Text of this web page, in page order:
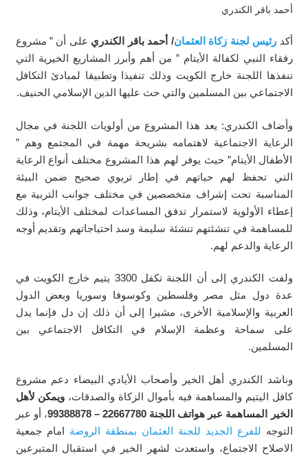
أحمد باقر الكندري
أكد رئيس لجنة زكاة العثمان/ أحمد باقر الكندري على أن ” مشروع
رفقاء النبي لكفالة الأيتام ” من أهم وأبرز المشاريع الخيرية التي
تنفذها اللجنة خارج الكويت وذلك تنفيذا وتطبيقا لمبادئ التكافل
الاجتماعي بين المسلمين والتي حث عليها الدين الإسلامي الحنيف.
وأضاف الكندري: يعد هذا المشروع من أولويات اللجنة في مجال
الرعاية الاجتماعية لاهتمامه بشريحة مهمة في المجتمع وهم ”
الأطفال الأيتام” حيث يوفر لهم هذا المشروع مختلف أنواع الرعاية
التي تحفظ لهم حياتهم في إطار تربوي صحيح ضمن البيئة
المناسبة تحت إشراف متخصصين في مختلف جوانب التربية مع
إعطاء الأولوية لاستمرار تدفق المساعدات لمختلف الأيتام، وذلك
للمساهمة في تنشئتهم تنشئة سليمة وسد احتياجاتهم وتقديم أوجه
الرعاية والدعم لهم.
ولفت الكندري إلى أن اللجنة تكفل 3300 يتيم خارج الكويت في
عدة دول مثل مصر وفلسطين وكوسوفا وسوريا وبعض الدول
العربية والإسلامية الأخرى، مشيرا إلى أن ذلك إن دل فإنما يدل
على سماحة وعظمة الإسلام في التكافل الاجتماعي بين
المسلمين.
وناشد الكندري أهل الخير وأصحاب الأيادي البيضاء دعم مشروع
كافل اليتيم والمساهمة فيه بأموال الزكاة والصدقات، ويمكن لأهل
الخير المساهمة عبر هواتف اللجنة 22667780 – 99388878
، أو عبر
التوجه للفرع الجديد للجنة العثمان بمنطقة الروضة امام جمعية
الاصلاح الاجتماع، واستعدت لشهر الخير في استقبال المتبرعين